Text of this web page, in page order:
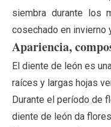
siembra durante los
cosechado en invierno
Apariencia,
El diente de león es
raíces y largas hojas
Durante el período de
diente de león da